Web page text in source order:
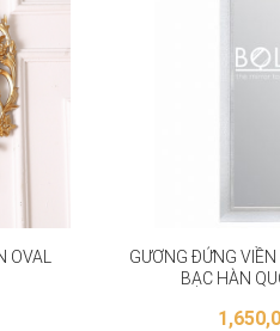
GƯƠNG ĐỨNG VIỀN
BẠC HÀN